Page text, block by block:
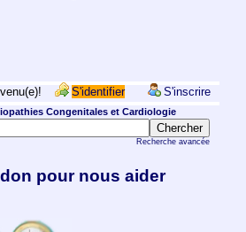
S'identifier S'inscrire
Congenitales et Cardiologie
Recherche avancée
pour nous aider